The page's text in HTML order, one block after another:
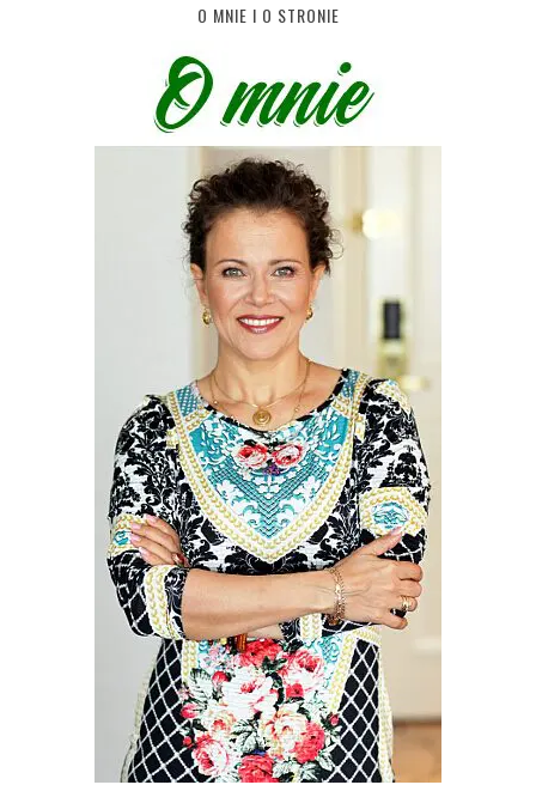
O MNIE I O STRONIE